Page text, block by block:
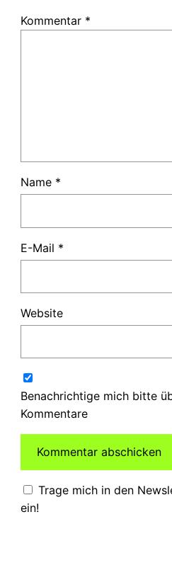
Kommentar *
Name *
E-Mail *
Website
Benachrichtige mich bitte
Kommentare
Trage mich in den
ein!